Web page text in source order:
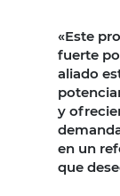
«Este
fuerte
aliado
y
en un
que